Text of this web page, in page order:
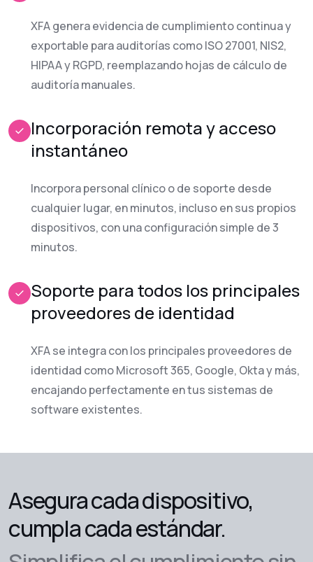
XFA genera evidencia de cumplimiento continua y
exportable para auditorías como ISO 27001, NIS2,
HIPAA y RGPD, reemplazando hojas de cálculo de
auditoría manuales.
Incorporación remota y acceso
instantáneo
Incorpora personal clínico o de soporte desde
cualquier lugar, en minutos, incluso en sus propios
dispositivos, con una configuración simple de 3
minutos.
Soporte para todos los principales
proveedores de identidad
XFA se integra con los principales proveedores de
identidad como Microsoft 365, Google, Okta y más,
encajando perfectamente en tus sistemas de
software existentes.
Asegura cada dispositivo,
cumpla cada estándar.